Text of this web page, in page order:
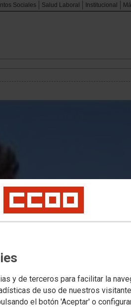
y de terceros para facilitar la
de uso de nuestros
el botón 'Aceptar' o
Sociales Salud Laboral Institucional